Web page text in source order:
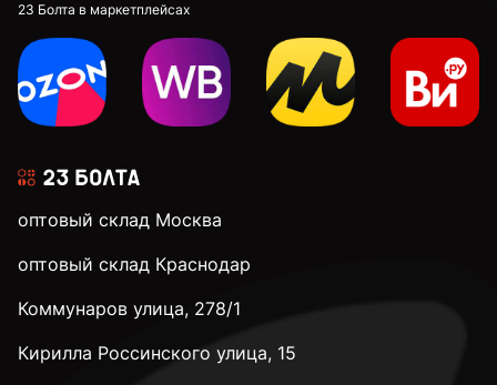
23 Болта в маркетплейсах
оптовый склад Москва
оптовый склад Краснодар
Коммунаров улица, 278/1
Кирилла Россинского улица, 15